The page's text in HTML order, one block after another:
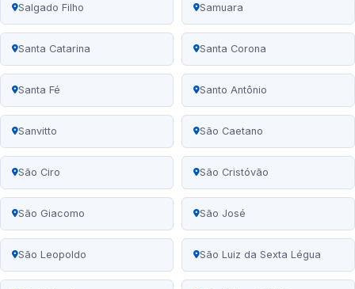
Salgado Filho Samuara
Santa Catarina Santa Corona
Santa Fé Santo Antônio
Sanvitto São Caetano
São Ciro São Cristóvão
São Giacomo São José
São Leopoldo São Luiz da Sexta Légua